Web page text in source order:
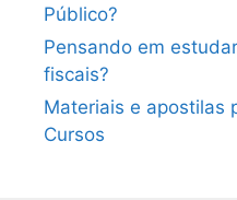
Público?
Pensando em
fiscais?
Materiais e apostilas
Cursos